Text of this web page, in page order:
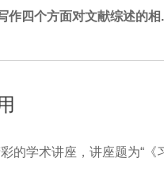
作四个方面对文献综述的相
的学术讲座，讲座题为“《